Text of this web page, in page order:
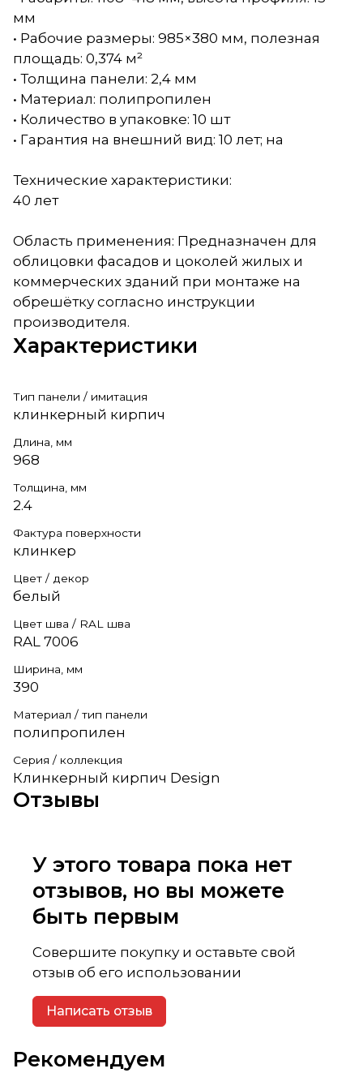
мм
• Рабочие размеры: 985×380 мм, полезная
площадь: 0,374 м²
• Толщина панели: 2,4 мм
• Материал: полипропилен
• Количество в упаковке: 10 шт
• Гарантия на внешний вид: 10 лет; на
Технические характеристики:
40 лет
Область применения: Предназначен для
облицовки фасадов и цоколей жилых и
коммерческих зданий при монтаже на
обрешётку согласно инструкции
производителя.
Характеристики
Тип панели / имитация
клинкерный кирпич
Длина, мм
968
Толщина, мм
2.4
Фактура поверхности
клинкер
Цвет / декор
белый
Цвет шва / RAL шва
RAL 7006
Ширина, мм
390
Материал / тип панели
полипропилен
Серия / коллекция
Клинкерный кирпич Design
Отзывы
У этого товара пока нет
отзывов, но вы можете
быть первым
Совершите покупку и оставьте свой
отзыв об его использовании
Написать отзыв
Рекомендуем